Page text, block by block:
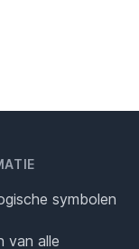
symbolen
van alle